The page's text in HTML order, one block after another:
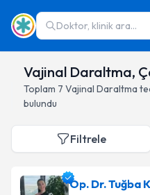
Doktor, klinik ara...
Vajinal Daraltma,
Toplam 7 Vajinal Daraltma
bulundu
Filtrele
Op. Dr. Tuğba